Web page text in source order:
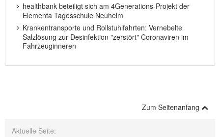
healthbank beteiligt sich am 4Generations-Projekt der
Elementa Tagesschule Neuheim
Krankentransporte und Rollstuhlfahrten: Vernebelte
Salzlösung zur Desinfektion "zerstört" Coronaviren im
Fahrzeuginneren
Zum Seitenanfang
Aktuelle Seite: